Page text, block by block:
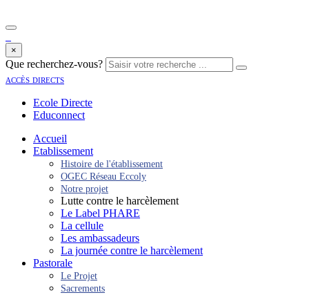
×
Que recherchez-vous?
accès directs
Ecole Directe
Educonnect
Accueil
Etablissement
Histoire de l'établissement
OGEC Réseau Eccoly
Notre projet
Lutte contre le harcèlement
Le Label PHARE
La cellule
Les ambassadeurs
La journée contre le harcèlement
Pastorale
Le Projet
Sacrements